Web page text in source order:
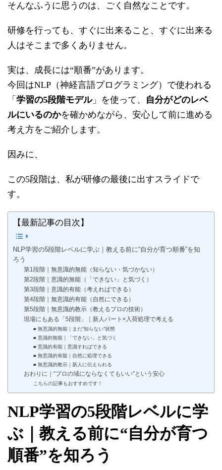
そんなふうに思うのは、ごく自然なことです。
研修を行っても、すぐに出来ること、すぐに出来る
人はそこまで多くありません。
実は、成長には“順番”があります。
今回はNLP（神経言語プログラミング）で使われる
「 学習の5段階モデル」を使って、 自分がどのレベ
ルにいるのかを確かめながら、安心して前に進める
考え方をご紹介します。
因みに、
この5段階は、私が研修の最後に出すスライドで
す。
【最新記事の目次】
NLP学習の5段階レベルに学ぶ｜教える前に“自分が育つ順番”を知
ろう
第1段階｜無意識的無能（知らない・気づかない）
第2段階｜意識的無能（「できない」と気づく）
第3段階｜意識的有能（考えればできる）
第4段階｜無意識的有能（自然にできる）
第5段階｜無意識的教示（教えるプロの技術）
現場にもある「5段階」｜新人パート×入荷処理で考える
■ 無意識的無能｜まだ“知らない”状態
■ 意識的無能｜「できない」と気づく
■ 意識的有能｜意識すればできる
■ 無意識的有能｜自然に処理できる
■ 無意識的教示｜新人に伝えられる
おわりに｜“プロの域にならなくてもいい”という安心
こちらの記事もおすすめです！
NLP学習の5段階レベルに学
ぶ｜教える前に“自分が育つ
順番”を知ろう